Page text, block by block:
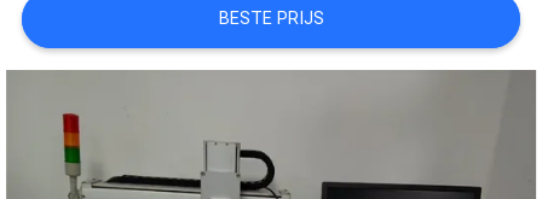
VR
SITEMAP
BESTE PRIJS